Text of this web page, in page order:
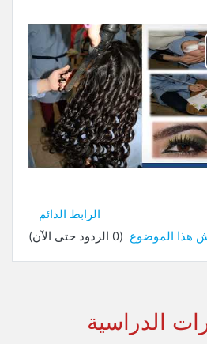
الرابط الدائم
هذا الموضوع (0 الردود حتى الآن)
الدراسية